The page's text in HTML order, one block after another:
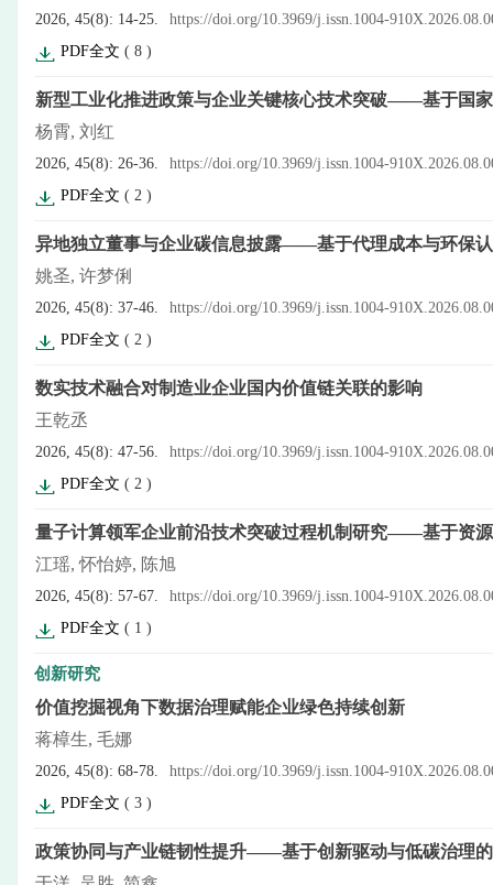
2026, 45(8): 14-25.
https://doi.org/10.3969/j.issn.1004-
PDF全文 ( 8 )
新型工业化推进政策与企业关键核心技术突破——基于国
杨霄, 刘红
2026, 45(8): 26-36.
https://doi.org/10.3969/j.issn.1004-
PDF全文 ( 2 )
异地独立董事与企业碳信息披露——基于代理成本与环保
姚圣, 许梦俐
2026, 45(8): 37-46.
https://doi.org/10.3969/j.issn.1004-
PDF全文 ( 2 )
数实技术融合对制造业企业国内价值链关联的影响
王乾丞
2026, 45(8): 47-56.
https://doi.org/10.3969/j.issn.1004-
PDF全文 ( 2 )
量子计算领军企业前沿技术突破过程机制研究——基于资
江瑶, 怀怡婷, 陈旭
2026, 45(8): 57-67.
https://doi.org/10.3969/j.issn.1004-
PDF全文 ( 1 )
创新研究
价值挖掘视角下数据治理赋能企业绿色持续创新
蒋樟生, 毛娜
2026, 45(8): 68-78.
https://doi.org/10.3969/j.issn.1004-
PDF全文 ( 3 )
政策协同与产业链韧性提升——基于创新驱动与低碳治理